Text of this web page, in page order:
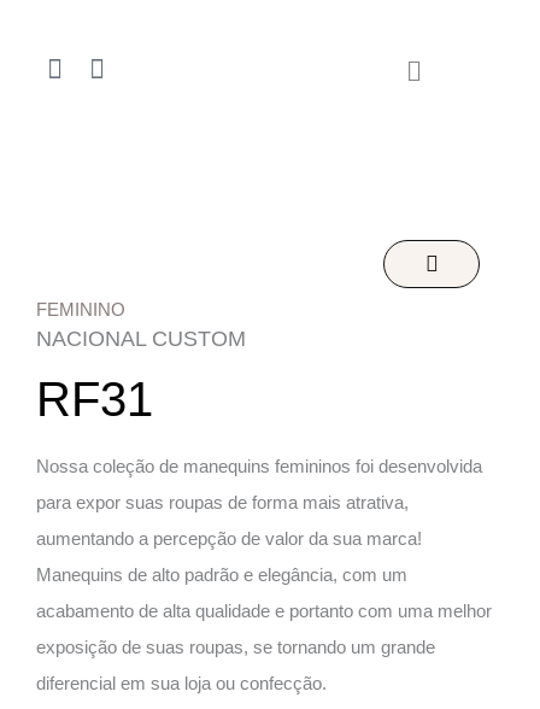
F
f
I
FEMININO
NACIONAL CUSTOM
RF31
Nossa coleção de manequins femininos foi desenvolvida
para expor suas roupas de forma mais atrativa,
aumentando a percepção de valor da sua marca!
Manequins de alto padrão e elegância, com um
acabamento de alta qualidade e portanto com uma melhor
exposição de suas roupas, se tornando um grande
diferencial em sua loja ou confecção.